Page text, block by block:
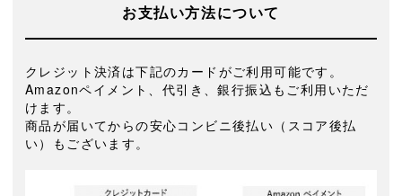
お支払い方法について
クレジット決済は下記のカードがご利用可能です。
Amazonペイメント、代引き、銀行振込もご利用いただ
けます。
商品が届いてからの安心コンビニ後払い（スコア後払
い）もございます。